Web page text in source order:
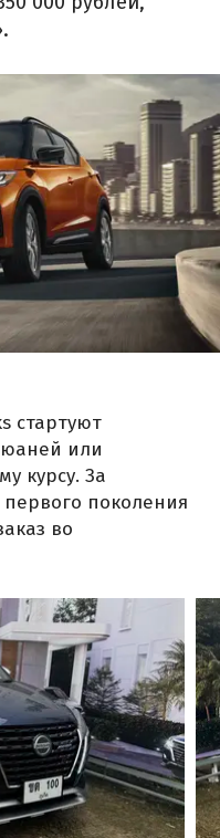
стартуют
или
курсу. За
поколения
во